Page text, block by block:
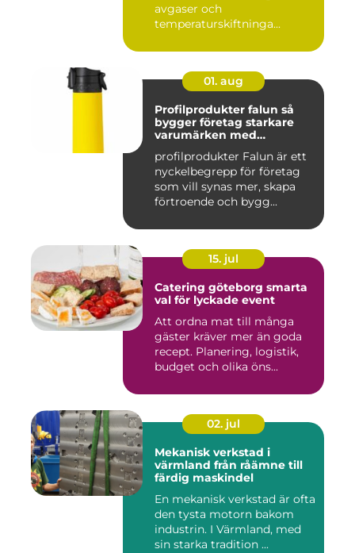
avgaser och
temperaturskiftninga...
01. aug
Profilprodukter falun så
bygger företag starkare
varumärken med
profilprodukter Falun är ett
nyckelbegrepp för företag
som vill synas mer, skapa
förtroende och bygg...
15. jul
Catering göteborg smarta
val för lyckade event
Att ordna mat till många
gäster kräver mer än goda
recept. Planering, logistik,
budget och olika öns...
02. jul
Mekanisk verkstad i
värmland från råämne till
färdig maskindel
En mekanisk verkstad är ofta
den tysta motorn bakom
industrin. I Värmland, med
sin starka tradition ...